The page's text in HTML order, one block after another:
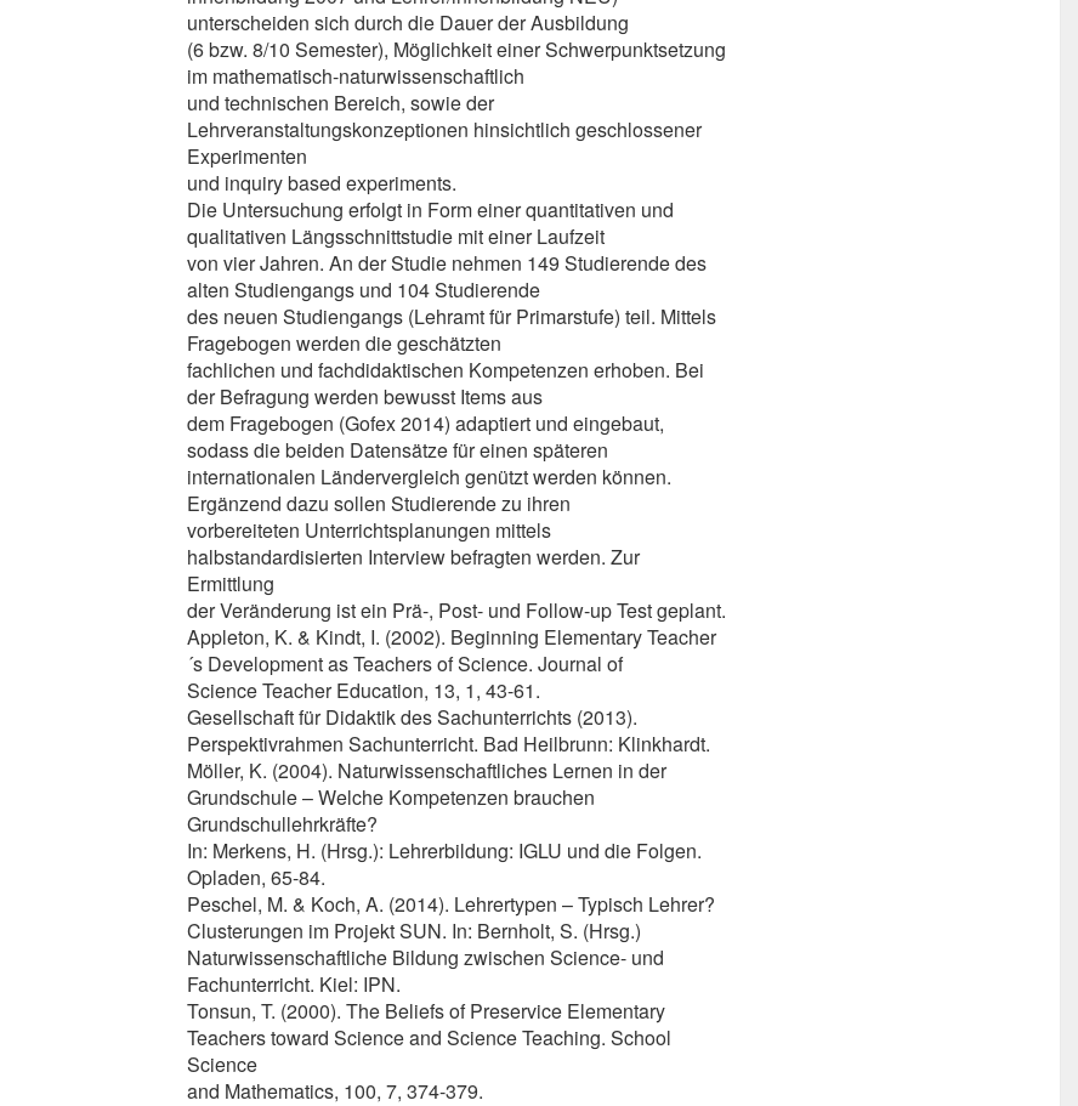
unterscheiden sich durch die Dauer der Ausbildung
(6 bzw. 8/10 Semester), Möglichkeit einer Schwerpunktsetzung
im mathematisch-naturwissenschaftlich
und technischen Bereich, sowie der
Lehrveranstaltungskonzeptionen hinsichtlich geschlossener
Experimenten
und inquiry based experiments.
Die Untersuchung erfolgt in Form einer quantitativen und
qualitativen Längsschnittstudie mit einer Laufzeit
von vier Jahren. An der Studie nehmen 149 Studierende des
alten Studiengangs und 104 Studierende
des neuen Studiengangs (Lehramt für Primarstufe) teil. Mittels
Fragebogen werden die geschätzten
fachlichen und fachdidaktischen Kompetenzen erhoben. Bei
der Befragung werden bewusst Items aus
dem Fragebogen (Gofex 2014) adaptiert und eingebaut,
sodass die beiden Datensätze für einen späteren
internationalen Ländervergleich genützt werden können.
Ergänzend dazu sollen Studierende zu ihren
vorbereiteten Unterrichtsplanungen mittels
halbstandardisierten Interview befragten werden. Zur
Ermittlung
der Veränderung ist ein Prä-, Post- und Follow-up Test geplant.
Appleton, K. & Kindt, I. (2002). Beginning Elementary Teacher
´s Development as Teachers of Science. Journal of
Science Teacher Education, 13, 1, 43-61.
Gesellschaft für Didaktik des Sachunterrichts (2013).
Perspektivrahmen Sachunterricht. Bad Heilbrunn: Klinkhardt.
Möller, K. (2004). Naturwissenschaftliches Lernen in der
Grundschule – Welche Kompetenzen brauchen
Grundschullehrkräfte?
In: Merkens, H. (Hrsg.): Lehrerbildung: IGLU und die Folgen.
Opladen, 65-84.
Peschel, M. & Koch, A. (2014). Lehrertypen – Typisch Lehrer?
Clusterungen im Projekt SUN. In: Bernholt, S. (Hrsg.)
Naturwissenschaftliche Bildung zwischen Science- und
Fachunterricht. Kiel: IPN.
Tonsun, T. (2000). The Beliefs of Preservice Elementary
Teachers toward Science and Science Teaching. School
Science
and Mathematics, 100, 7, 374-379.